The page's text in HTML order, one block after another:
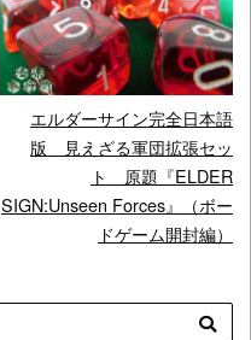
READ MORE
エルダーサイン完全日本語
版 見えざる軍団拡張セッ
ト 原題『ELDER
SIGN:Unseen Forces』（ボー
ドゲーム開封編）